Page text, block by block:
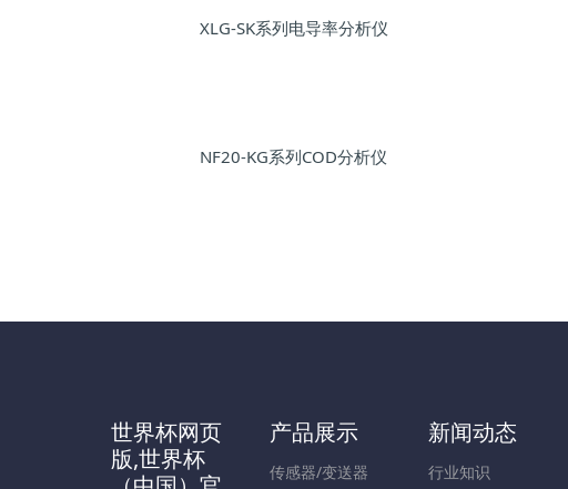
XLG-SK系列电导率分析仪
NF20-KG系列COD分析仪
世界杯网页
版,世界杯
产品展示
传感器/变送器
新闻动态
行业知识